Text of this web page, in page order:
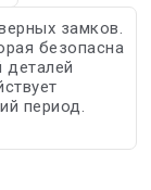
замков.
безопасна
деталей
период.